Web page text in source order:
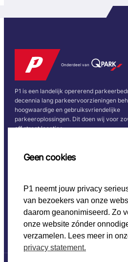
Geen cookies
P1 neemt jouw privacy
van bezoekers van onze
daarom geanonimiseerd. Zo
onze website zónder
verzamelen. Lees meer in
privacy statement.
Onderdeel van
P1 is een landelijk opererend
decennia lang parkeervoorzieningen
hoogwaardige en gebruiksvriendelijke
parkeeroplossingen. Dit doen wij voor
off street locaties.
Snel naar
Home
CO2 beleid
Werken bij P1
Onze keurmerken